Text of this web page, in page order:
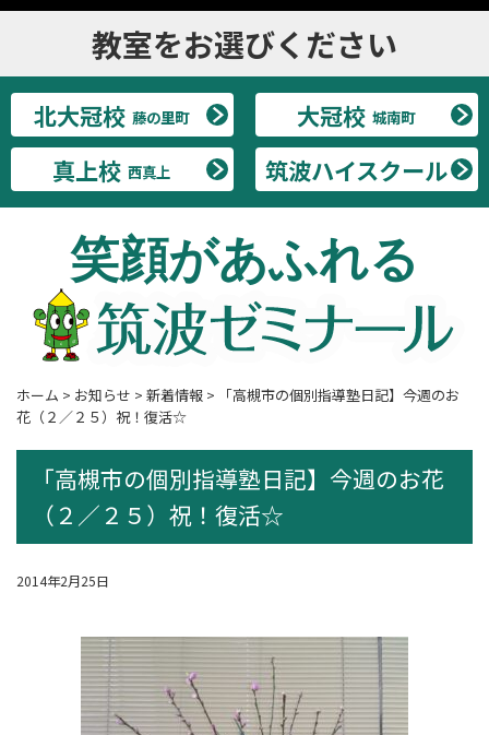
教室をお選びください
北大冠校 藤の里町 大冠校 城南町
真上校 西真上 筑波ハイスクール
笑顔があふれる
ホーム > お知らせ > 新着情報 >
「高槻市の個別指導塾日記】今週のお
花（２／２５）祝！復活☆
「高槻市の個別指導塾日記】今週のお花
（２／２５）祝！復活☆
2014年2月25日